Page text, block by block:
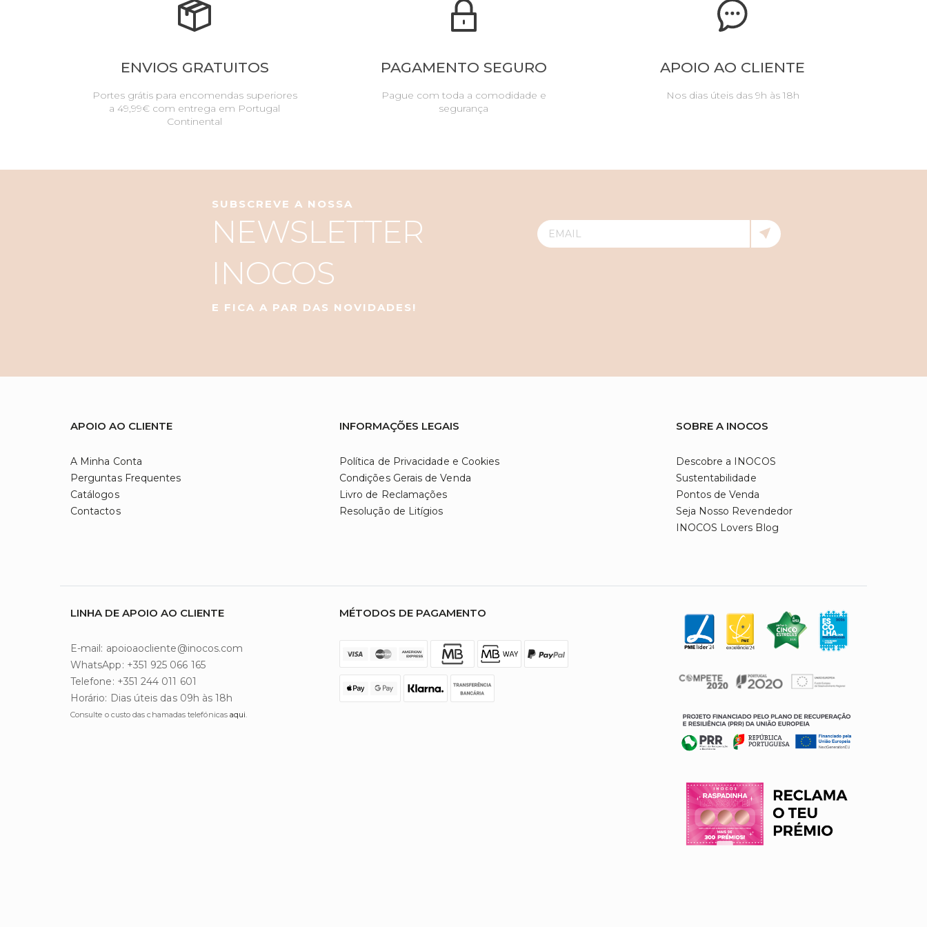
ENVIOS GRATUITOS
Portes grátis para encomendas superiores
a 49,99€ com entrega em Portugal
Continental
PAGAMENTO SEGURO
Pague com toda a comodidade e
segurança
APOIO AO CLIENTE
Nos dias úteis das 9h às 18h
SUBSCREVE A NOSSA
NEWSLETTER
INOCOS
E FICA A PAR DAS NOVIDADES!
APOIO AO CLIENTE
A Minha Conta
Perguntas Frequentes
Catálogos
Contactos
INFORMAÇÕES LEGAIS
Política de Privacidade e Cookies
Condições Gerais de Venda
Livro de Reclamações
Resolução de Litígios
SOBRE A INOCOS
Descobre a INOCOS
Sustentabilidade
Pontos de Venda
Seja Nosso Revendedor
INOCOS Lovers Blog
LINHA DE APOIO AO CLIENTE
E-mail: apoioaocliente@inocos.com
WhatsApp: +351 925 066 165
Telefone: +351 244 011 601
Horário: Dias úteis das 09h às 18h
Consulte o custo das chamadas telefónicas aqui.
MÉTODOS DE PAGAMENTO